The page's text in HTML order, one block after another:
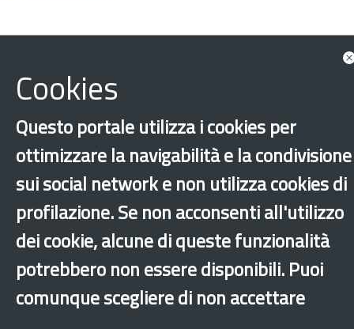
Cookies
Questo portale utilizza i cookies per
ottimizzare la navigabilità e la condivisione
sui social network e non utilizza cookies di
profilazione. Se non acconsenti all'utilizzo
dei cookie, alcune di queste funzionalità
potrebbero non essere disponibili. Puoi
comunque scegliere di non accettare
Dichiarazione di accessibilità Mappa del sito Legal & Privacy
Contatti
Sito archeologico